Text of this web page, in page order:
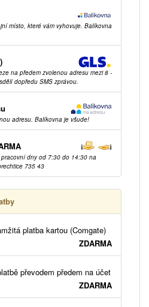
místo, které vám vyhovuje. Balíkovna
na předem zvolenou adresu mezi 8 -
dopředu SMS zprávou.
adresu. Balíkovna je všude!
dny od 7:30 do 14:30 na
735 43
platba kartou (Comgate)
ZDARMA
převodem předem na účet
ZDARMA